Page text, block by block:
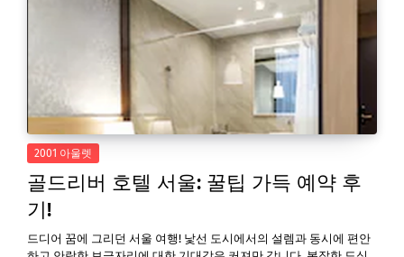
2001 아울렛
골드리버 호텔 서울: 꿀팁 가득 예약 후
기!
드디어 꿈에 그리던 서울 여행! 낯선 도시에서의 설렘과 동시에 편안